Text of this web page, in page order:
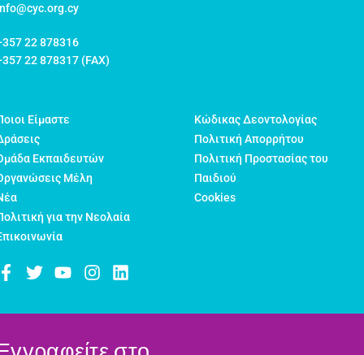
22 878316
22 878317 (FAX)
Είμαστε
Εκπαιδευτών
Μέλη
για την Νεολαία
Κώδικας Δεοντολογίας
Πολιτική Απορρήτου
Πολιτική Προστασίας του
Παιδιού
Cookies